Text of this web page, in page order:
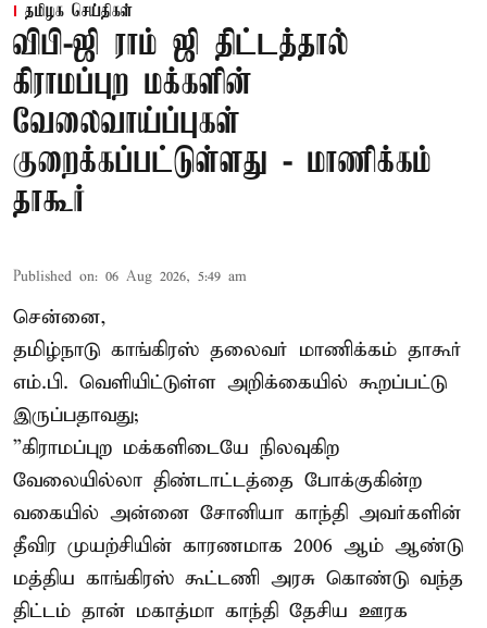
தமிழக செய்திகள்
விபி-ஜி ராம் ஜி திட்டத்தால்
கிராமப்புற மக்களின்
வேலைவாய்ப்புகள்
குறைக்கப்பட்டுள்ளது - மாணிக்கம்
தாகூர்
Published on: 06 Aug 2026, 5:49 am
சென்னை,
தமிழ்நாடு காங்கிரஸ் தலைவர் மாணிக்கம் தாகூர்
எம்.பி. வெளியிட்டுள்ள அறிக்கையில் கூறப்பட்டு
இருப்பதாவது;
”கிராமப்புற மக்களிடையே நிலவுகிற
வேலையில்லா திண்டாட்டத்தை போக்குகின்ற
வகையில் அன்னை சோனியா காந்தி அவர்களின்
தீவிர முயற்சியின் காரணமாக 2006 ஆம் ஆண்டு
மத்திய காங்கிரஸ் கூட்டணி அரசு கொண்டு வந்த
திட்டம் தான் மகாத்மா காந்தி தேசிய ஊரக